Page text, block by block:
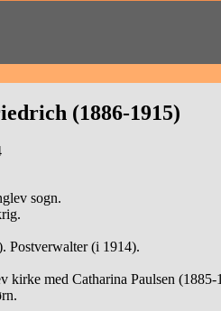
(1886-1915)
sogn.
Postverwalter (i 1914).
kirke med Catharina Paulsen